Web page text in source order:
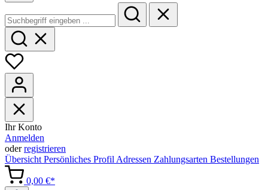
Ihr Konto
Anmelden
oderregistrieren
Übersicht Persönliches Profil Adressen Zahlungsarten Bestellungen
0,00 €*